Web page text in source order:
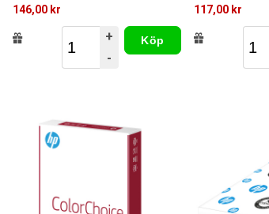
146,00 kr
+
-
Köp
117,00 kr